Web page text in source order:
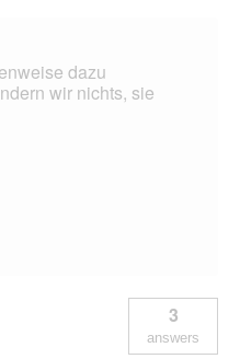
dazu
wir nichts, sie
3
answers